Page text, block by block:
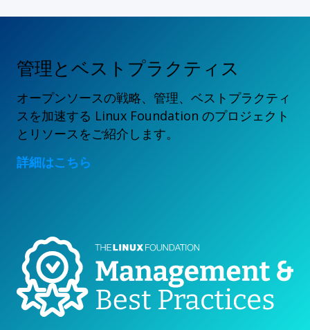
管理とベストプラクティス
オープンソースの戦略、管理、ベストプラクティ
スを加速する Linux Foundation のプロジェクト
とリソースをご紹介します。
詳細はこちら